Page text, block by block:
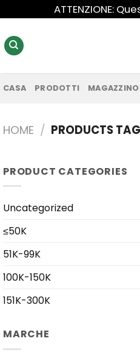
ATTENZIONE:
CASA PRODOTTI MAGAZZINO
HOME / PRODUCTS
PRODUCT CATEGORIES
Uncategorized
≤50K
51K-99K
100K-150K
151K-300K
MARCHE